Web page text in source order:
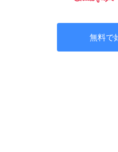
無料で